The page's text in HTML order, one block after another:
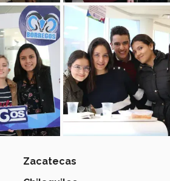
Zacatecas